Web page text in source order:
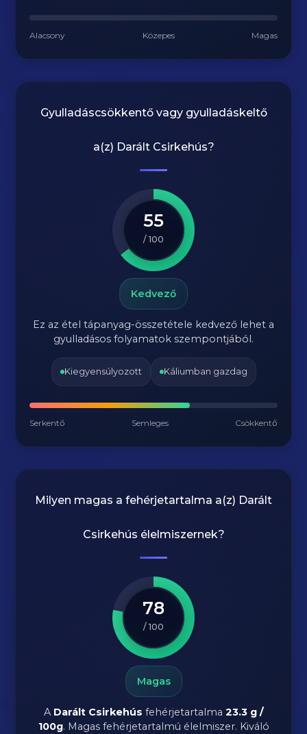
Alacsony Közepes Magas
Gyulladáscsökkentő vagy gyulladáskeltő
a(z) Darált Csirkehús?
55
/ 100
Kedvező
Ez az étel tápanyag-összetétele kedvező lehet a
gyulladásos folyamatok szempontjából.
Kiegyensúlyozott Káliumban gazdag
Serkentő Semleges Csökkentő
Milyen magas a fehérjetartalma a(z) Darált
Csirkehús élelmiszernek?
78
/ 100
Magas
A Darált Csirkehús fehérjetartalma 23.3 g /
100g. Magas fehérjetartalmú élelmiszer. Kiváló